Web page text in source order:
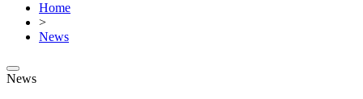
Home
>
News
News